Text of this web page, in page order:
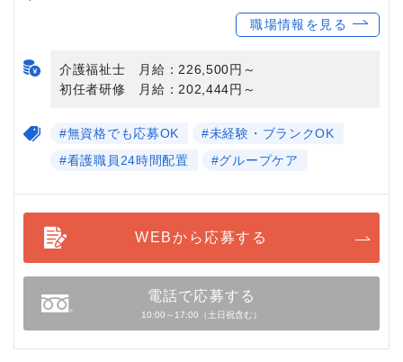
職場情報を見る
介護福祉士 月給：226,500円～
初任者研修 月給：202,444円～
#無資格でも応募OK
#未経験・ブランクOK
#看護職員24時間配置
#グループケア
WEBから応募する
電話で応募する
10:00～17:00（土日祝含む）